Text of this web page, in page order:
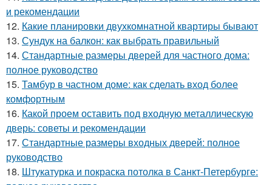
и рекомендации
12. Какие планировки двухкомнатной квартиры бывают
13. Сундук на балкон: как выбрать правильный
14. Стандартные размеры дверей для частного дома:
полное руководство
15. Тамбур в частном доме: как сделать вход более
комфортным
16. Какой проем оставить под входную металлическую
дверь: советы и рекомендации
17. Стандартные размеры входных дверей: полное
руководство
18. Штукатурка и покраска потолка в Санкт-Петербурге: